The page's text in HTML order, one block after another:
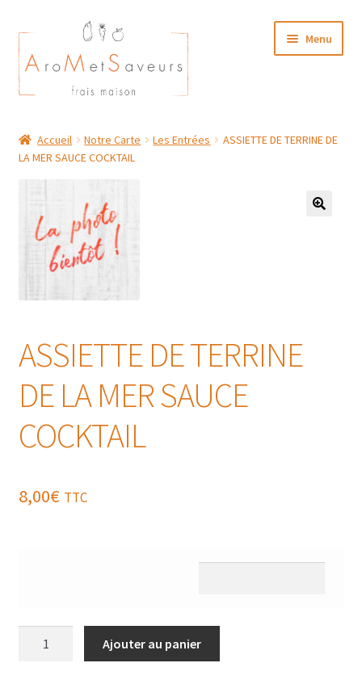
Aller
à
la
navigation
Aller
au
contenu
Menu
Plat du Jour/ Menu Week end
NOS BOUTIQUES
MON COMPTE
Accueil Notre Carte Les Entrées
ASSIETTE DE TERRINE DE
LA MER SAUCE COCKTAIL
ASSIETTE DE TERRINE
DE LA MER SAUCE
COCKTAIL
8,00€ TTC
Ajouter au panier